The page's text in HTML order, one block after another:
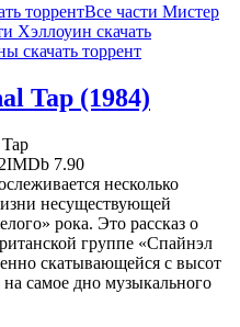
торрентВсе части Мистер
Хэллоуин скачать
скачать торрент
Tap (1984)
IMDb 7.90
несколько
несуществующей
рока. Это рассказ о
группе «Спайнэл
скатывающейся с высот
самое дно музыкального